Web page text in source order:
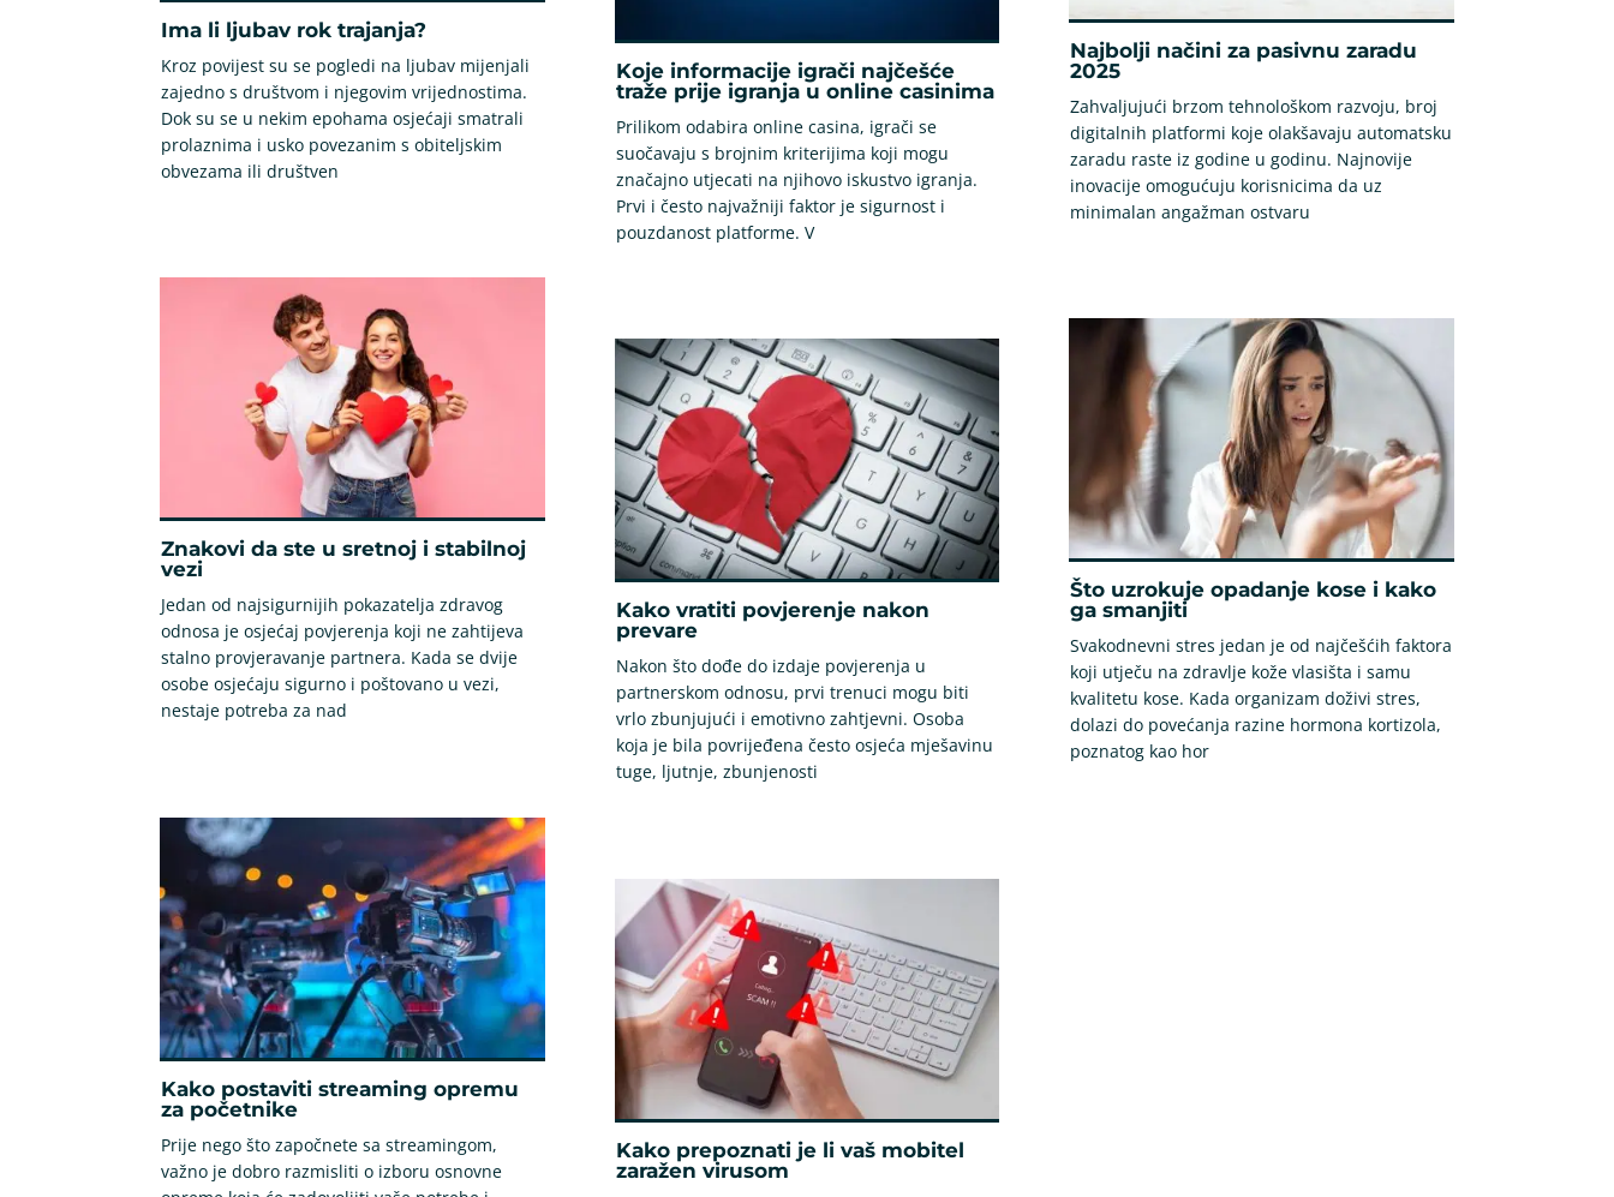
Ima li ljubav rok trajanja?
Kroz povijest su se pogledi na ljubav mijenjali
zajedno s društvom i njegovim vrijednostima.
Dok su se u nekim epohama osjećaji smatrali
prolaznima i usko povezanim s obiteljskim
obvezama ili društven
Znakovi da ste u sretnoj i stabilnoj
vezi
Jedan od najsigurnijih pokazatelja zdravog
odnosa je osjećaj povjerenja koji ne zahtijeva
stalno provjeravanje partnera. Kada se dvije
osobe osjećaju sigurno i poštovano u vezi,
nestaje potreba za nad
Kako postaviti streaming opremu
za početnike
Prije nego što započnete sa streamingom,
važno je dobro razmisliti o izboru osnovne
Koje informacije igrači najčešće
traže prije igranja u online casinima
Prilikom odabira online casina, igrači se
suočavaju s brojnim kriterijima koji mogu
značajno utjecati na njihovo iskustvo igranja.
Prvi i često najvažniji faktor je sigurnost i
pouzdanost platforme. V
Kako vratiti povjerenje nakon
prevare
Nakon što dođe do izdaje povjerenja u
partnerskom odnosu, prvi trenuci mogu biti
vrlo zbunjujući i emotivno zahtjevni. Osoba
koja je bila povrijeđena često osjeća mješavinu
tuge, ljutnje, zbunjenosti
Kako prepoznati je li vaš mobitel
zaražen virusom
Najbolji načini za pasivnu zaradu
2025
Zahvaljujući brzom tehnološkom razvoju, broj
digitalnih platformi koje olakšavaju automatsku
zaradu raste iz godine u godinu. Najnovije
inovacije omogućuju korisnicima da uz
minimalan angažman ostvaru
Što uzrokuje opadanje kose i kako
ga smanjiti
Svakodnevni stres jedan je od najčešćih faktora
koji utječu na zdravlje kože vlasišta i samu
kvalitetu kose. Kada organizam doživi stres,
dolazi do povećanja razine hormona kortizola,
poznatog kao hor